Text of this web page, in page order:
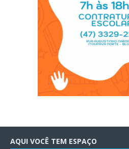
AQUI VOCÊ TEM ESPAÇO